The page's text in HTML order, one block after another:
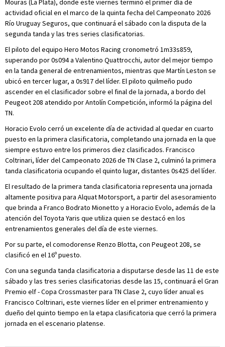
Mouras (La Plata), donde este viernes terminó el primer día de
actividad oficial en el marco de la quinta fecha del Campeonato 2026
Río Uruguay Seguros, que continuará el sábado con la disputa de la
segunda tanda y las tres series clasificatorias.
El piloto del equipo Hero Motos Racing cronometró 1m33s859,
superando por 0s094 a Valentino Quattrocchi, autor del mejor tiempo
en la tanda general de entrenamientos, mientras que Martín Leston se
ubicó en tercer lugar, a 0s917 del líder. El piloto quilmeño pudo
ascender en el clasificador sobre el final de la jornada, a bordo del
Peugeot 208 atendido por Antolín Competición, informó la página del
TN.
Horacio Evolo cerró un excelente día de actividad al quedar en cuarto
puesto en la primera clasificatoria, completando una jornada en la que
siempre estuvo entre los primeros diez clasificados. Francisco
Coltrinari, líder del Campeonato 2026 de TN Clase 2, culminó la primera
tanda clasificatoria ocupando el quinto lugar, distantes 0s425 del líder.
El resultado de la primera tanda clasificatoria representa una jornada
altamente positiva para Alquat Motorsport, a partir del asesoramiento
que brinda a Franco Bodrato Mionetto y a Horacio Evolo, además de la
atención del Toyota Yaris que utiliza quien se destacó en los
entrenamientos generales del día de este viernes.
Por su parte, el comodorense Renzo Blotta, con Peugeot 208, se
clasificó en el 16º puesto.
Con una segunda tanda clasificatoria a disputarse desde las 11 de este
sábado y las tres series clasificatorias desde las 15, continuará el Gran
Premio elf - Copa Crossmaster para TN Clase 2, cuyo líder anual es
Francisco Coltrinari, este viernes líder en el primer entrenamiento y
dueño del quinto tiempo en la etapa clasificatoria que cerró la primera
jornada en el escenario platense.